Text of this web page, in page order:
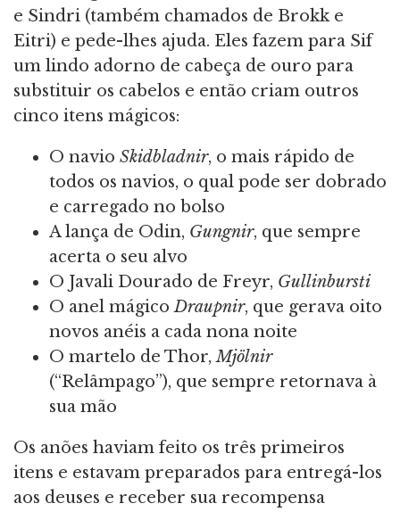
e Sindri (também chamados de Brokk e
Eitri) e pede-lhes ajuda. Eles fazem para Sif
um lindo adorno de cabeça de ouro para
substituir os cabelos e então criam outros
cinco itens mágicos:
O navio Skidbladnir, o mais rápido de
todos os navios, o qual pode ser dobrado
e carregado no bolso
A lança de Odin, Gungnir, que sempre
acerta o seu alvo
O Javali Dourado de Freyr, Gullinbursti
O anel mágicoDraupnir, que gerava oito
novos anéis a cada nona noite
O martelo de Thor,Mjölnir
(“Relâmpago”), que sempre retornava à
sua mão
Os anões haviam feito os três primeiros
itens e estavam preparados para entregá-los
aos deuses e receber sua recompensa